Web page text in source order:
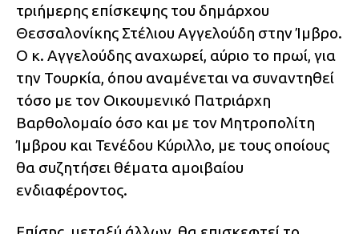
τριήμερης επίσκεψης του δημάρχου
Θεσσαλονίκης Στέλιου Αγγελούδη στην Ίμβρο.
Ο κ. Αγγελούδης αναχωρεί, αύριο το πρωί, για
την Τουρκία, όπου αναμένεται να συναντηθεί
τόσο με τον Οικουμενικό Πατριάρχη
Βαρθολομαίο όσο και με τον Μητροπολίτη
Ίμβρου και Τενέδου Κύριλλο, με τους οποίους
θα συζητήσει θέματα αμοιβαίου
ενδιαφέροντος.